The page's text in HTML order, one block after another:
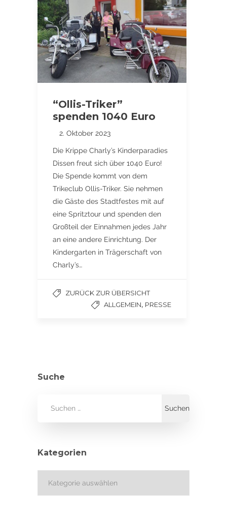
“Ollis-Triker”
spenden 1040 Euro
2. Oktober 2023
Die Krippe Charly’s Kinderparadies
Dissen freut sich über 1040 Euro!
Die Spende kommt von dem
Trikeclub Ollis-Triker. Sie nehmen
die Gäste des Stadtfestes mit auf
eine Spritztour und spenden den
Großteil der Einnahmen jedes Jahr
an eine andere Einrichtung. Der
Kindergarten in Trägerschaft von
Charly’s…
ZURÜCK ZUR ÜBERSICHT
ALLGEMEIN, PRESSE
Suche
Kategorien